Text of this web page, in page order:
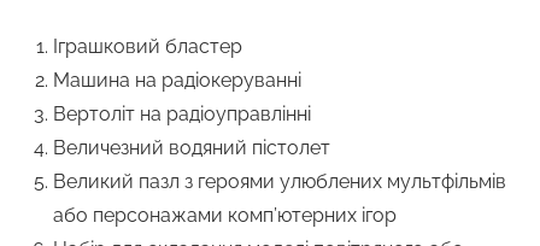
Іграшковий бластер
Машина на радіокеруванні
Вертоліт на радіоуправлінні
Величезний водяний пістолет
Великий пазл з героями улюблених мультфільмів
або персонажами комп’ютерних ігор